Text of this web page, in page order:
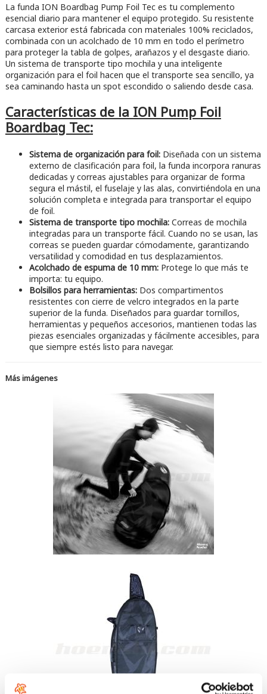
La funda ION Boardbag Pump Foil Tec es tu complemento
esencial diario para mantener el equipo protegido. Su resistente
carcasa exterior está fabricada con materiales 100% reciclados,
combinada con un acolchado de 10 mm en todo el perímetro
para proteger la tabla de golpes, arañazos y el desgaste diario.
Un sistema de transporte tipo mochila y una inteligente
organización para el foil hacen que el transporte sea sencillo, ya
sea caminando hasta un spot escondido o saliendo desde casa.
Características de la ION Pump Foil
Boardbag Tec:
Sistema de organización para foil:Diseñada con un sistema
externo de clasificación para foil, la funda incorpora ranuras
dedicadas y correas ajustables para organizar de forma
segura el mástil, el fuselaje y las alas, convirtiéndola en una
solución completa e integrada para transportar el equipo
de foil.
Sistema de transporte tipo mochila:Correas de mochila
integradas para un transporte fácil. Cuando no se usan, las
correas se pueden guardar cómodamente, garantizando
versatilidad y comodidad en tus desplazamientos.
Acolchado de espuma de 10 mm:Protege lo que más te
importa: tu equipo.
Bolsillos para herramientas:Dos compartimentos
resistentes con cierre de velcro integrados en la parte
superior de la funda. Diseñados para guardar tornillos,
herramientas y pequeños accesorios, mantienen todas las
piezas esenciales organizadas y fácilmente accesibles, para
que siempre estés listo para navegar.
Más imágenes